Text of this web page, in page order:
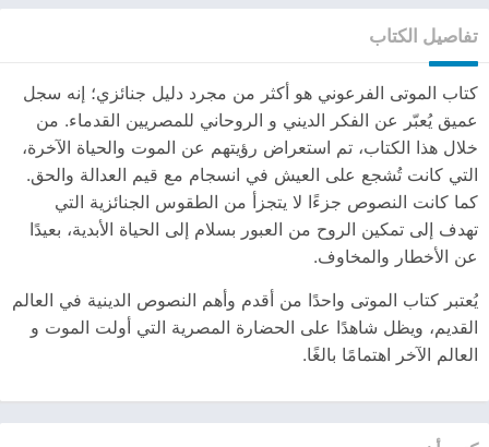
تفاصيل الكتاب
كتاب الموتى الفرعوني هو أكثر من مجرد دليل جنائزي؛ إنه سجل
عميق يُعبّر عن الفكر الديني و الروحاني للمصريين القدماء. من
خلال هذا الكتاب، تم استعراض رؤيتهم عن الموت والحياة الآخرة،
التي كانت تُشجع على العيش في انسجام مع قيم العدالة والحق.
كما كانت النصوص جزءًا لا يتجزأ من الطقوس الجنائزية التي
تهدف إلى تمكين الروح من العبور بسلام إلى الحياة الأبدية، بعيدًا
عن الأخطار والمخاوف.
يُعتبر كتاب الموتى واحدًا من أقدم وأهم النصوص الدينية في العالم
القديم، ويظل شاهدًا على الحضارة المصرية التي أولت الموت و
العالم الآخر اهتمامًا بالغًا.